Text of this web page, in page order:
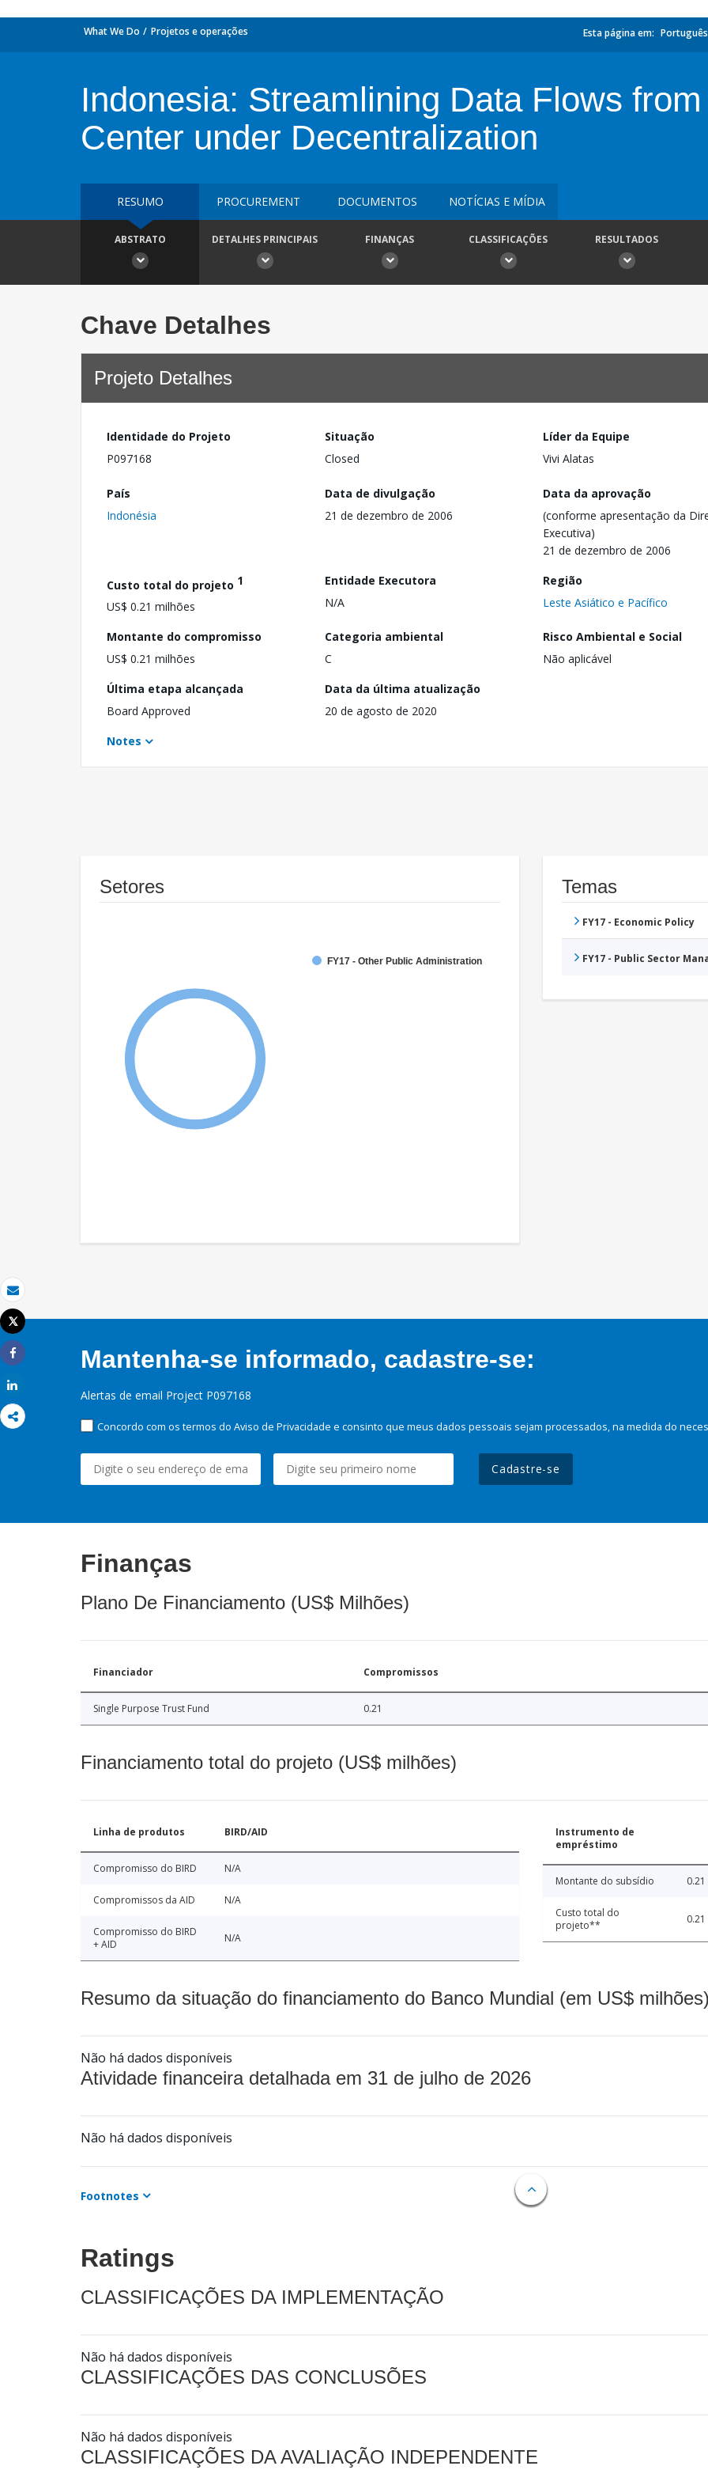
Email
Imprimir
Tweet
Share
What We Do Projetos e operações Esta página em: Português
Indonesia: Streamlining Data Flows
Center under Decentralization
RESUMO PROCUREMENT DOCUMENTOS NOTÍCIAS E MÍDIA
ABSTRATO DETALHES PRINCIPAIS FINANÇAS CLASSIFICAÇÕES RESULTADOS
Chave Detalhes
Projeto Detalhes
Identidade do Projeto
P097168
Situação
Closed
Líder da Equipe
Vivi Alatas
País
Indonésia
Data de divulgação
21 de dezembro de 2006
Data da aprovação
(conforme apresentação da
Executiva)
21 de dezembro de 2006
Custo total do projeto 1
US$ 0.21 milhões
Entidade Executora
N/A
Região
Leste Asiático e Pacífico
Montante do compromisso
US$ 0.21 milhões
Categoria ambiental
C
Risco Ambiental e Social
Não aplicável
Última etapa alcançada
Board Approved
Data da última atualização
20 de agosto de 2020
Notes
Setores
FY17 - Other Public Administration
Temas
FY17 - Economic Policy
FY17 - Public Sector
Mantenha-se informado, cadastre-se:
Alertas de email Project P097168
Concordo com os termos do Aviso de Privacidade e consinto que meus dados pessoais sejam processados, na medida do
Cadastre-se
Finanças
Plano De Financiamento (US$ Milhões)
Financiador Compromissos
Single Purpose Trust Fund 0.21
Financiamento total do projeto (US$ milhões)
Linha de produtos BIRD/AID
Compromisso do BIRD N/A
Compromissos da AID N/A
Compromisso do BIRD
+ AID
N/A
Instrumento de
empréstimo
Montante do subsídio 0.21
Custo total do
projeto**
0.21
Resumo da situação do financiamento do Banco Mundial (em US$
Não há dados disponíveis
Atividade financeira detalhada em 31 de julho de 2026
Não há dados disponíveis
Footnotes
Ratings
CLASSIFICAÇÕES DA IMPLEMENTAÇÃO
Não há dados disponíveis
CLASSIFICAÇÕES DAS CONCLUSÕES
Não há dados disponíveis
CLASSIFICAÇÕES DA AVALIAÇÃO INDEPENDENTE